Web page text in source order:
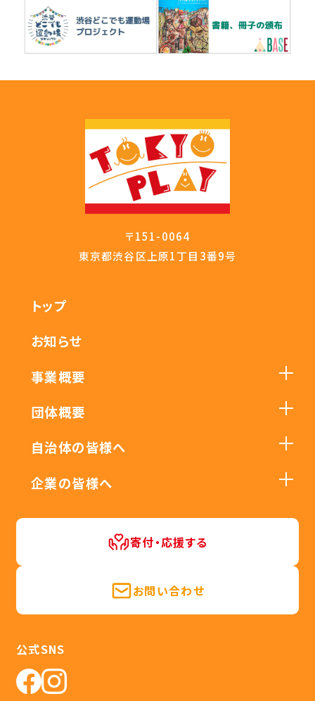
〒151-0064
東京都渋谷区上原1丁目3番9号
トップ
お知らせ
事業概要
団体概要
自治体の皆様へ
企業の皆様へ
寄付・応援する
お問い合わせ
公式SNS